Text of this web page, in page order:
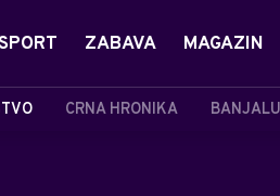
CRNA HRONIKA
ZABAVA MAGAZIN